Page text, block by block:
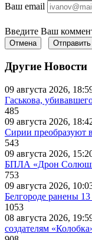
Ваш email
Введите Ваш
Отмена Отправить
Другие Новости
09 августа 2026,
Гаськова,
485
09 августа 2026,
Сирии преобразуют
543
09 августа 2026,
БПЛА «Дрон
753
09 августа 2026,
Белгороде ранены
1053
08 августа 2026,
создателям